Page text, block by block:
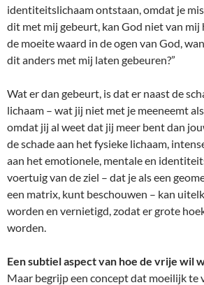
identiteitslichaam ontstaan, omdat je
dit met mij gebeurt, kan God niet van mij
de moeite waard in de ogen van God,
dit anders met mij laten gebeuren?”
Wat er dan gebeurt, is dat er naast de
lichaam – wat jij niet met je meeneemt
omdat jij al weet dat jij meer bent dan
de schade aan het fysieke lichaam,
aan het emotionele, mentale en
voertuig van de ziel – dat je als een
een matrix, kunt beschouwen – kan
worden en vernietigd, zodat er grote
worden.
Een subtiel aspect van hoe de vrije wil
Maar begrijp een concept dat moeilijk te